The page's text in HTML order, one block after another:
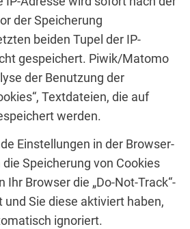
der Speicherung
beiden Tupel der IP-
gespeichert. Piwik/Matomo
der Benutzung der
Textdateien, die auf
werden.
Einstellungen in der Browser-
Speicherung von Cookies
Ihr Browser die „Do-Not-Track“-
Sie diese aktiviert haben,
ignoriert.